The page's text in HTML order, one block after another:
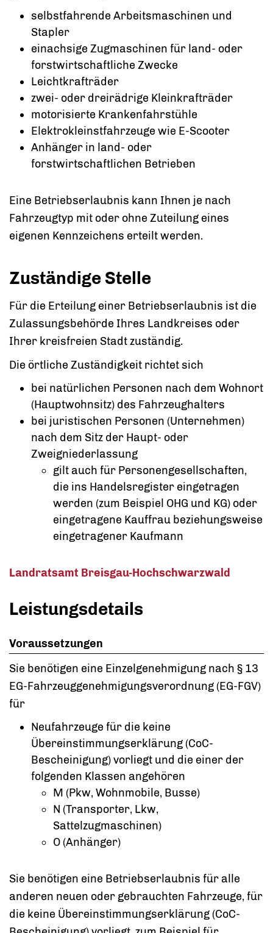
selbstfahrende Arbeitsmaschinen und
Stapler
einachsige Zugmaschinen für land- oder
forstwirtschaftliche Zwecke
Leichtkrafträder
zwei- oder dreirädrige Kleinkrafträder
motorisierte Krankenfahrstühle
Elektrokleinstfahrzeuge wie E-Scooter
Anhänger in land- oder
forstwirtschaftlichen Betrieben
Eine Betriebserlaubnis kann Ihnen je nach
Fahrzeugtyp mit oder ohne Zuteilung eines
eigenen Kennzeichens erteilt werden.
Zuständige Stelle
Für die Erteilung einer Betriebserlaubnis ist die
Zulassungsbehörde Ihres Landkreises oder
Ihrer kreisfreien Stadt zuständig.
Die örtliche Zuständigkeit richtet sich
bei natürlichen Personen nach dem Wohnort
(Hauptwohnsitz) des Fahrzeughalters
bei juristischen Personen (Unternehmen)
nach dem Sitz der Haupt- oder
Zweigniederlassung
gilt auch für Personengesellschaften,
die ins Handelsregister eingetragen
werden (zum Beispiel OHG und KG) oder
eingetragene Kauffrau beziehungsweise
eingetragener Kaufmann
Landratsamt Breisgau-Hochschwarzwald
Leistungsdetails
Voraussetzungen
Sie benötigen eine Einzelgenehmigung nach § 13
EG-Fahrzeuggenehmigungsverordnung (EG-FGV)
für
Neufahrzeuge für die keine
Übereinstimmungserklärung (CoC-
Bescheinigung) vorliegt und die einer der
folgenden Klassen angehören
M (Pkw, Wohnmobile, Busse)
N (Transporter, Lkw,
Sattelzugmaschinen)
O (Anhänger)
Sie benötigen eine Betriebserlaubnis für alle
anderen neuen oder gebrauchten Fahrzeuge, für
die keine Übereinstimmungserklärung (CoC-